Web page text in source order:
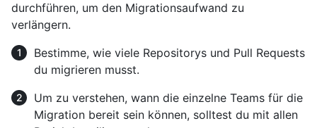
durchführen, um den Migrationsaufwand zu
verlängern.
Bestimme, wie viele Repositorys und Pull Requests
du migrieren musst.
Um zu verstehen, wann die einzelne Teams für die
Migration bereit sein können, solltest du mit allen